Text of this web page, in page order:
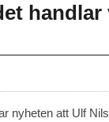
handlar
nyheten att Ulf